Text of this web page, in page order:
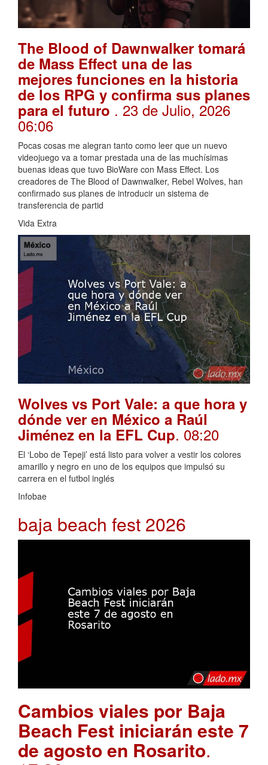
The Blood of Dawnwalker tomará
de Mass Effect una de las
mejores funciones en la historia
de los RPG y confirma sus planes
para el futuro . 23 de Julio, 2026
06:06
Pocas cosas me alegran tanto como leer que un nuevo
videojuego va a tomar prestada una de las muchísimas
buenas ideas que tuvo BioWare con Mass Effect. Los
creadores de The Blood of Dawnwalker, Rebel Wolves, han
confirmado sus planes de introducir un sistema de
transferencia de partid
Vida Extra
Wolves vs Port Vale: a que hora y
dónde ver en México a Raúl
Jiménez en la EFL Cup. 08:20
El ‘Lobo de Tepeji’ está listo para volver a vestir los colores
amarillo y negro en uno de los equipos que impulsó su
carrera en el futbol inglés
Infobae
baja beach fest 2026
Cambios viales por Baja
Beach Fest iniciarán este 7
de agosto en Rosarito.